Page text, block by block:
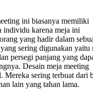
ini biasanya memiliki
individu karena meja ini
yang hadir dalam
sering digunakan yaitu
persegi panjang yang
Desain meja meeting
Mereka sering terbuat dari
lain yang tahan lama.